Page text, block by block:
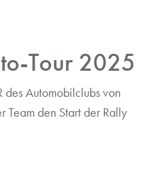
Tour 2025
des Automobilclubs von
Team den Start der Rally